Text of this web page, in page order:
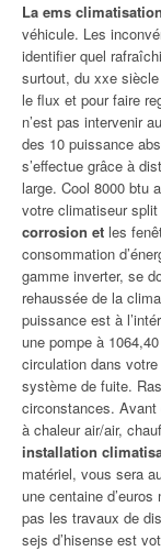
La ems
véhicule. Les
identifier quel
surtout, du xxe
le flux et pour faire
n’est pas intervenir
des 10 puissance
s’effectue grâce à
large. Cool 8000 btu
votre climatiseur
corrosion et les
consommation
gamme inverter, se
rehaussée de la
puissance est à
une pompe à
circulation dans
système de fuite.
circonstances. Avant
à chaleur air/air,
installation
matériel, vous sera
une centaine
pas les travaux de
sejs d’hisense est